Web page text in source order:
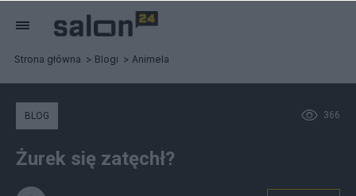
Strona główna Blogi Animela
366
BLOG
Żurek się zatęchł?